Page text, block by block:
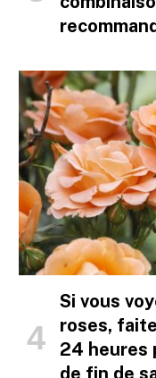
Si vous
roses,
24 heures
de fin de